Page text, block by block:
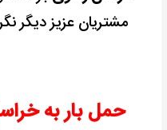
مشتریان عزیز دیگر
حمل بار به